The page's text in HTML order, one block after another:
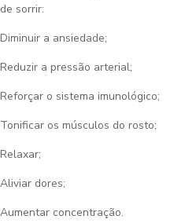
de sorrir:
Diminuir a ansiedade;
Reduzir a pressão arterial;
Reforçar o sistema imunológico;
Tonificar os músculos do rosto;
Relaxar;
Aliviar dores;
Aumentar concentração.